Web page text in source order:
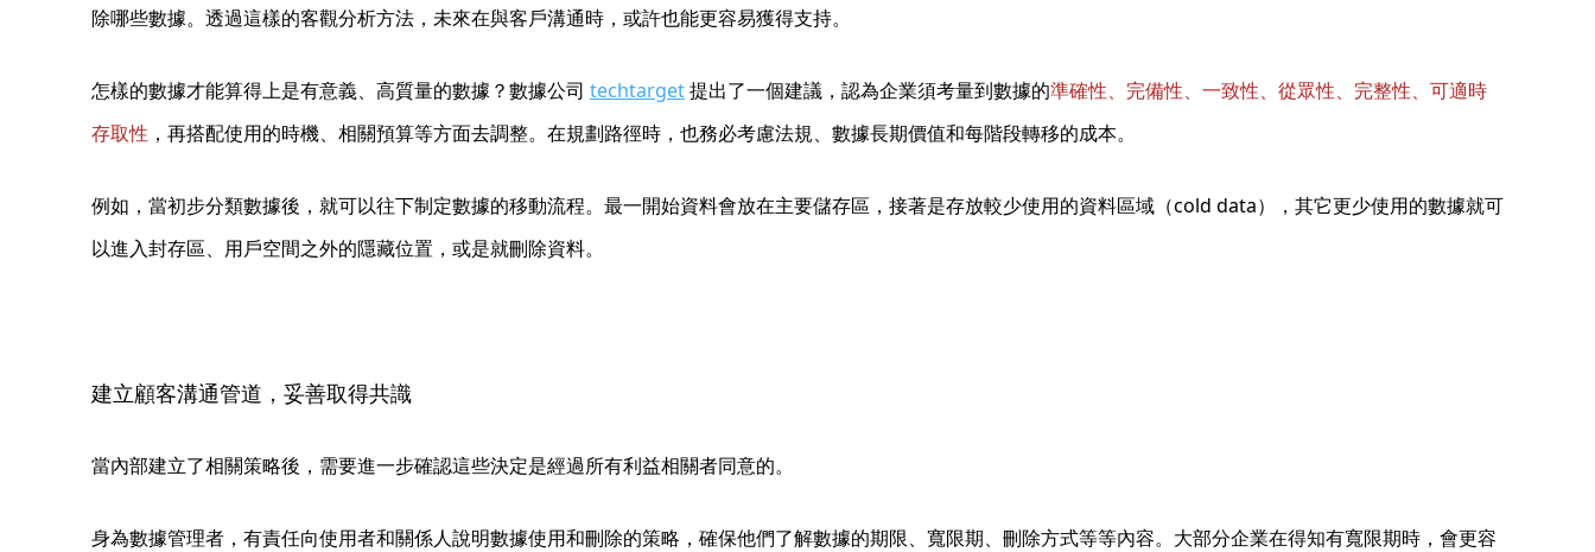
除哪些數據。透過這樣的客觀分析方法，未來在與客戶溝通時，或許也能更容易獲得支持。
怎樣的數據才能算得上是有意義、高質量的數據？數據公司 techtarget提出了一個建議，認為企業須考量到數據的準確性、完備性、一致性、從眾性、完整性、可適時
存取性 ，再搭配使用的時機、相關預算等方面去調整。在規劃路徑時，也務必考慮法規、數據長期價值和每階段轉移的成本。
例如，當初步分類數據後，就可以往下制定數據的移動流程。最一開始資料會放在主要儲存區，接著是存放較少使用的資料區域（cold data），其它更少使用的數據就可
以進入封存區、用戶空間之外的隱藏位置，或是就刪除資料。
建立顧客溝通管道，妥善取得共識
當內部建立了相關策略後，需要進一步確認這些決定是經過所有利益相關者同意的。
身為數據管理者，有責任向使用者和關係人說明數據使用和刪除的策略，確保他們了解數據的期限、寬限期、刪除方式等等內容。大部分企業在得知有寬限期時，會更容